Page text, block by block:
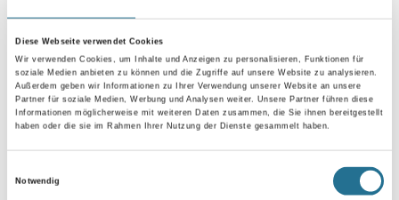
Diese Webseite verwendet Cookies
Wir verwenden Cookies, um Inhalte und Anzeigen zu personalisieren, Funktionen für
soziale Medien anbieten zu können und die Zugriffe auf unsere Website zu analysieren.
Außerdem geben wir Informationen zu Ihrer Verwendung unserer Website an unsere
Partner für soziale Medien, Werbung und Analysen weiter. Unsere Partner führen diese
Informationen möglicherweise mit weiteren Daten zusammen, die Sie ihnen bereitgestellt
haben oder die sie im Rahmen Ihrer Nutzung der Dienste gesammelt haben.
Notwendig
Umrechnungsfaktoren
Zur Farbauswahl für Ihren Wunschfarbton